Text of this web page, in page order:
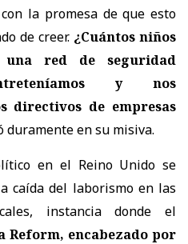
la promesa de que esto
de creer. ¿Cuántos niños
red de seguridad
y nos
directivos de empresas
duramente en su misiva.
en el Reino Unido se
caída del laborismo en las
instancia donde el
encabezado por